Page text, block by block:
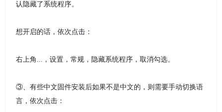
认隐藏了系统程序。
想开启的话，依次点击：
右上角...，设置，常规，隐藏系统程序，取消勾选。
③、有些中文固件安装后如果不是中文的，则需要手动切换语
言，依次点击：